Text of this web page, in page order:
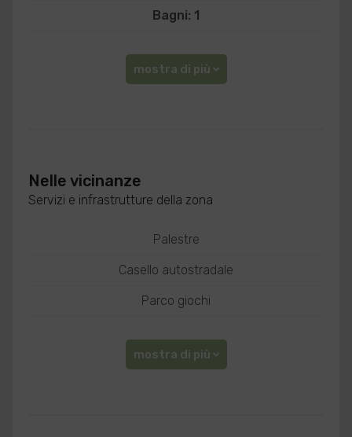
Bagni: 1
mostra di più
Nelle vicinanze
Servizi e infrastrutture della zona
Palestre
Casello autostradale
Parco giochi
mostra di più